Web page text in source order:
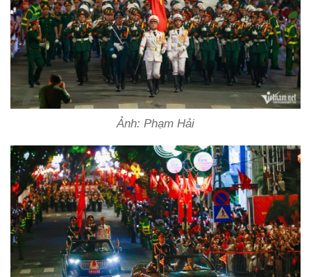
Ảnh: Phạm Hải